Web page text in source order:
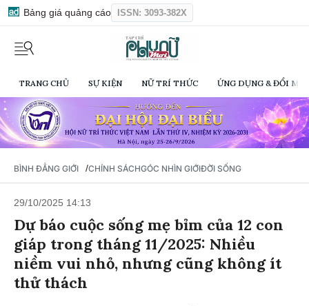
Bảng giá quảng cáo ISSN: 3093-382X
TRANG CHỦ SỰ KIỆN NỮ TRÍ THỨC ỨNG DỤNG & ĐỔI
BÌNH ĐẲNG GIỚI /CHÍNH SÁCHGÓC NHÌN GIỚIĐỜI SỐNG
29/10/2025 14:13
Dự báo cuộc sống mẹ bỉm của 12 con
giáp trong tháng 11/2025: Nhiều
niềm vui nhỏ, nhưng cũng không ít
thử thách